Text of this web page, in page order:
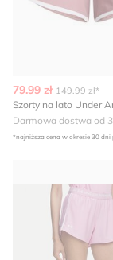
79.99 zł 149.99 zł*
Szorty na lato Under
Darmowa dostwa od
*najniższa cena w okresie 30 dni